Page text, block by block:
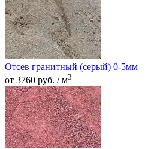
Отсев гранитный (серый) 0-5мм
от 3760 руб. / м3